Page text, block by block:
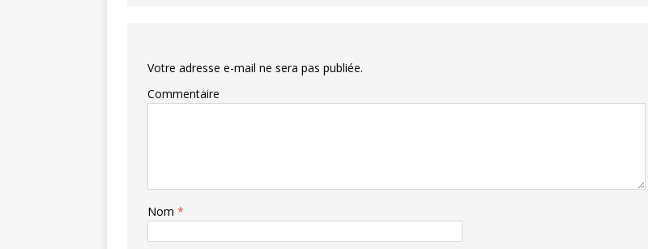
Votre adresse e-mail ne sera pas publiée.
Commentaire
Nom *